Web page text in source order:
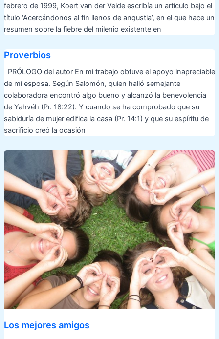
febrero de 1999, Koert van der Velde escribía un artículo bajo el
título ‘Acercándonos al fin llenos de angustia’, en el que hace un
resumen sobre la fiebre del milenio existente en
Proverbios
PRÓLOGO del autor En mi trabajo obtuve el apoyo inapreciable
de mi esposa. Según Salomón, quien halló semejante
colaboradora encontró algo bueno y alcanzó la benevolencia
de Yahvéh (Pr. 18:22). Y cuando se ha comprobado que su
sabiduría de mujer edifica la casa (Pr. 14:1) y que su espíritu de
sacrificio creó la ocasión
Los mejores amigos